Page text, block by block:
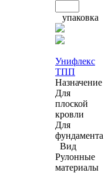
упаковка
Унифлекс
ТПП
Назначение
Для
плоской
кровли
Для
фундамента
Вид
Рулонные
материалы